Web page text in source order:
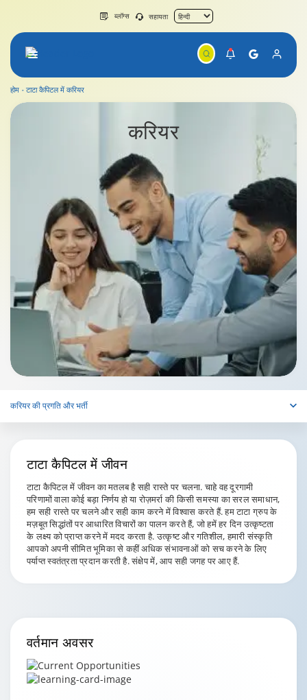
ब्लॉग्स सहायता
होम टाटा कैपिटल में करियर
करियर
करियर
करियर की प्रगति और भर्ती
टाटा कैपिटलमें जीवन
टाटा कैपिटल में जीवन का मतलब है सही रास्ते पर चलना. चाहे वह दूरगामी
परिणामों वाला कोई बड़ा निर्णय हो या रोज़मर्रा की किसी समस्या का सरल समाधान,
हम सही रास्ते पर चलने और सही काम करने में विश्वास करते हैं. हम टाटा ग्रुप के
मज़बूत सिद्धांतों पर आधारित विचारों का पालन करते हैं, जो हमें हर दिन उत्कृष्टता
के लक्ष्य को प्राप्त करने में मदद करता है. उत्कृष्ट और गतिशील, हमारी संस्कृति
आपको अपनी सीमित भूमिका से कहीं अधिक संभावनाओं को सच करने के लिए
पर्याप्त स्वतंत्रता प्रदान करती है. संक्षेप में, आप सही जगह पर आए हैं.
वर्तमान अवसर